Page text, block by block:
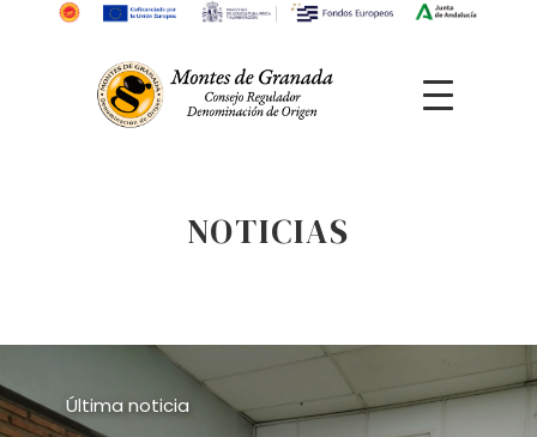
NOTICIAS
Última noticia